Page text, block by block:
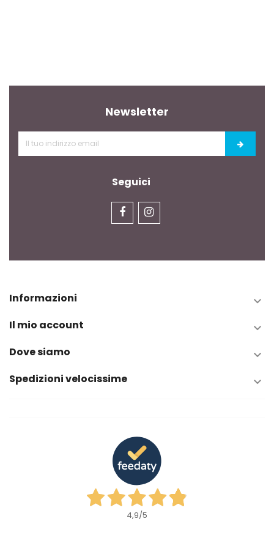
Newsletter
Seguici
Informazioni 
Il mio account 
Dove siamo 
Spedizioni velocissime 
4,9/5